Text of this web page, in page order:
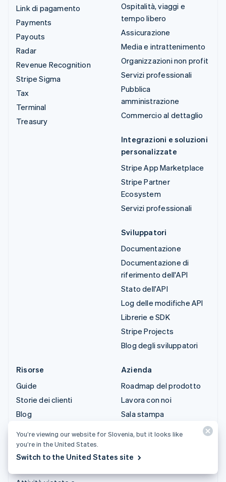
Link di pagamento
Payments
Payouts
Radar
Revenue Recognition
Stripe Sigma
Tax
Terminal
Treasury
Ospitalità, viaggi e
tempo libero
Assicurazione
Media e intrattenimento
Organizzazioni non profit
Servizi professionali
Pubblica
amministrazione
Commercio al dettaglio
Integrazioni e soluzioni
personalizzate
Stripe App Marketplace
Stripe Partner
Ecosystem
Servizi professionali
Sviluppatori
Documentazione
Documentazione di
riferimento dell'API
Stato dell'API
Log delle modifiche API
Librerie e SDK
Stripe Projects
Blog degli sviluppatori
Risorse
Guide
Storie dei clienti
Blog
Conferenza annuale
Sessions
Azienda
Roadmap del prodotto
Lavora con noi
Sala stampa
You’re viewing our website for Slovenia, but it looks like
you’re in the United States.
Switch to the United States site